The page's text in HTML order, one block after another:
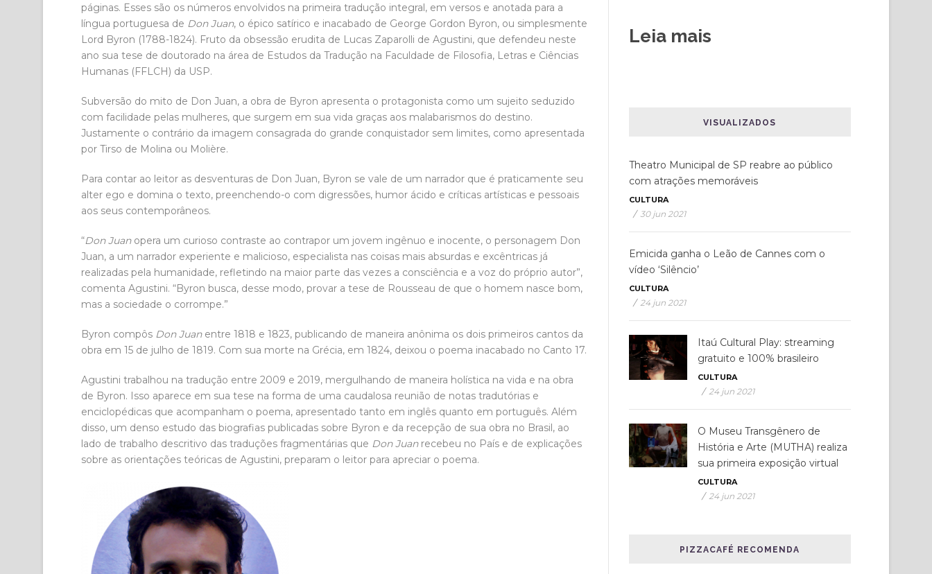
páginas. Esses são os números envolvidos na primeira tradução integral, em versos e anotada para a
língua portuguesa de Don Juan, o épico satírico e inacabado de George Gordon Byron, ou simplesmente
Lord Byron (1788-1824). Fruto da obsessão erudita de Lucas Zaparolli de Agustini, que defendeu neste
ano sua tese de doutorado na área de Estudos da Tradução na Faculdade de Filosofia, Letras e Ciências
Humanas (FFLCH) da USP.
Subversão do mito de Don Juan, a obra de Byron apresenta o protagonista como um sujeito seduzido
com facilidade pelas mulheres, que surgem em sua vida graças aos malabarismos do destino.
Justamente o contrário da imagem consagrada do grande conquistador sem limites, como apresentada
por Tirso de Molina ou Molière.
Para contar ao leitor as desventuras de Don Juan, Byron se vale de um narrador que é praticamente seu
alter ego e domina o texto, preenchendo-o com digressões, humor ácido e críticas artísticas e pessoais
aos seus contemporâneos.
“Don Juanopera um curioso contraste ao contrapor um jovem ingênuo e inocente, o personagem Don
Juan, a um narrador experiente e malicioso, especialista nas coisas mais absurdas e excêntricas já
realizadas pela humanidade, refletindo na maior parte das vezes a consciência e a voz do próprio autor”,
comenta Agustini. “Byron busca, desse modo, provar a tese de Rousseau de que o homem nasce bom,
mas a sociedade o corrompe.”
Byron compôs Don Juanentre 1818 e 1823, publicando de maneira anônima os dois primeiros cantos da
obra em 15 de julho de 1819. Com sua morte na Grécia, em 1824, deixou o poema inacabado no Canto 17.
Agustini trabalhou na tradução entre 2009 e 2019, mergulhando de maneira holística na vida e na obra
de Byron. Isso aparece em sua tese na forma de uma caudalosa reunião de notas tradutórias e
enciclopédicas que acompanham o poema, apresentado tanto em inglês quanto em português. Além
disso, um denso estudo das biografias publicadas sobre Byron e da recepção de sua obra no Brasil, ao
lado de trabalho descritivo das traduções fragmentárias que Don Juanrecebeu no País e de explicações
sobre as orientações teóricas de Agustini, preparam o leitor para apreciar o poema.
Leia mais
VISUALIZADOS
Theatro Municipal de SP reabre ao público
com atrações memoráveis
CULTURA
/ 30 jun 2021
Emicida ganha o Leão de Cannes com o
vídeo ‘Silêncio’
CULTURA
/ 24 jun 2021
Itaú Cultural Play: streaming
gratuito e 100% brasileiro
CULTURA
/ 24 jun 2021
O Museu Transgênero de
História e Arte (MUTHA) realiza
sua primeira exposição virtual
CULTURA
/ 24 jun 2021
PIZZACAFÉ RECOMENDA